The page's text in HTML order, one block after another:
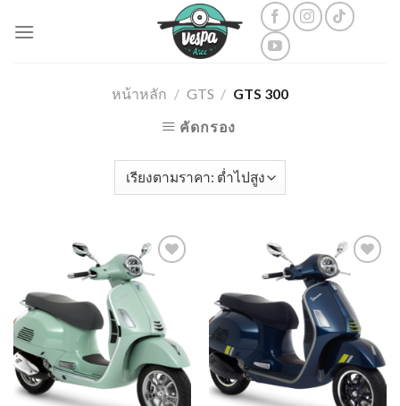
หน้าหลัก / GTS / GTS 300
คัดกรอง
Add to
wishlist
Add to
wishlist